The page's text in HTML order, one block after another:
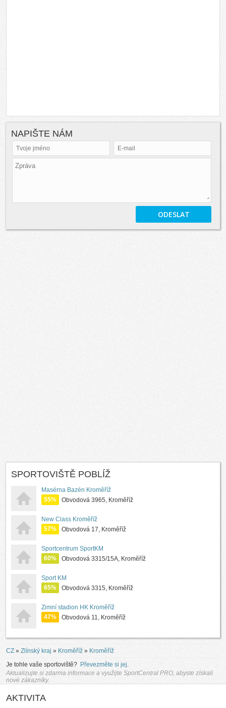
NAPIŠTE NÁM
SPORTOVIŠTĚ POBLÍŽ
Masérna Bazén Kroměříž
55%
Obvodová 3965, Kroměříž
New Class Kroměříž
57%
Obvodová 17, Kroměříž
Sportcentrum SportKM
60%
Obvodová 3315/15A, Kroměříž
Sport KM
65%
Obvodová 3315, Kroměříž
Zimní stadion HK Kroměříž
47%
Obvodová 11, Kroměříž
CZ » Zlínský kraj » Kroměříž » Kroměříž
Je tohle vaše sportoviště? Převezměte si jej.
Aktualizujte si zdarma informace a využijte SportCentral PRO, abyste získali
nové zákazníky.
AKTIVITA